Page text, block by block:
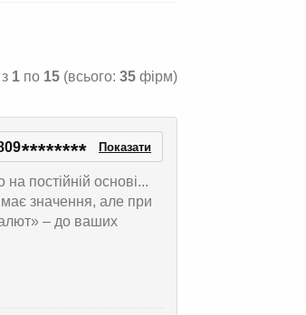
1 по 15 (всього: 35 фірм)
******** Показати
постійній основі...
значення, але при
– до ваших